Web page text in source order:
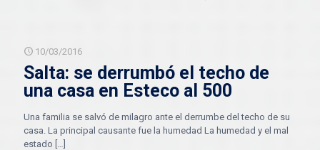
10/03/2016
Salta: se derrumbó el techo de
una casa en Esteco al 500
Una familia se salvó de milagro ante el derrumbe del techo de su
casa. La principal causante fue la humedad La humedad y el mal
estado […]